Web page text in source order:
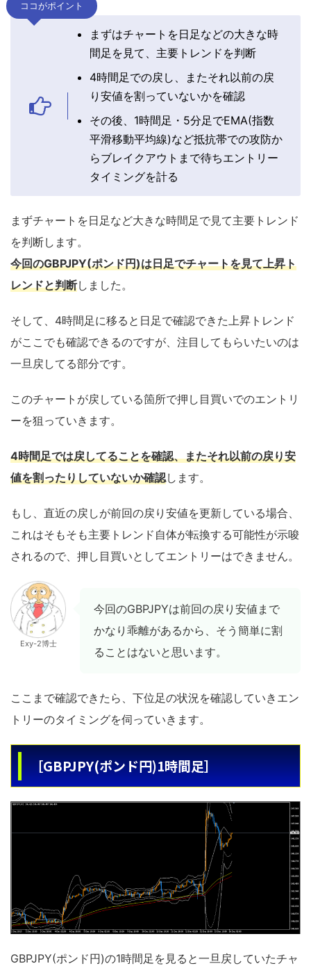
ココがポイント
まずはチャートを日足などの大きな時
間足を見て、主要トレンドを判断
4時間足での戻し、またそれ以前の戻
り安値を割っていないかを確認
その後、1時間足・5分足でEMA(指数
平滑移動平均線)など抵抗帯での攻防か
らブレイクアウトまで待ちエントリー
タイミングを計る
まずチャートを日足など大きな時間足で見て主要トレンド
を判断します。
今回のGBPJPY(ポンド円)は日足でチャートを見て上昇ト
レンドと判断しました。
そして、4時間足に移ると日足で確認できた上昇トレンド
がここでも確認できるのですが、注目してもらいたいのは
一旦戻してる部分です。
このチャートが戻している箇所で押し目買いでのエントリ
ーを狙っていきます。
4時間足では戻してることを確認、またそれ以前の戻り安
値を割ったりしていないか確認します。
もし、直近の戻しが前回の戻り安値を更新している場合、
これはそもそも主要トレンド自体が転換する可能性が示唆
されるので、押し目買いとしてエントリーはできません。
Exy-2博士
今回のGBPJPYは前回の戻り安値まで
かなり乖離があるから、そう簡単に割
ることはないと思います。
ここまで確認できたら、下位足の状況を確認していきエン
トリーのタイミングを伺っていきます。
［GBPJPY(ポンド円)1時間足］
GBPJPY(ポンド円)の1時間足を見ると一旦戻していたチャ